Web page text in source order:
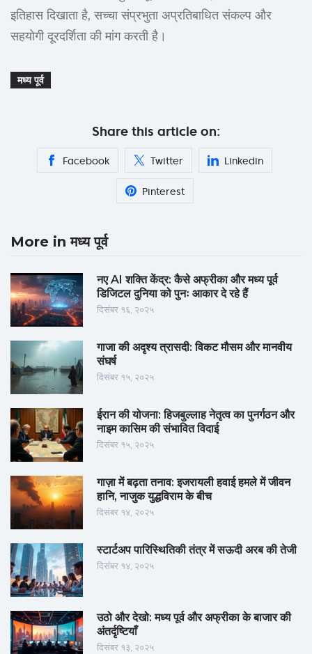
इतिहास दिखाता है, सच्चा संप्रभुता अप्रतिबाधित संकल्प और
सहयोगी दूरदर्शिता की मांग करती है।
मध्य पूर्व
Share this article on:
Facebook Twitter Linkedin
Pinterest
More in मध्य पूर्व
नए AI शक्ति केंद्र: कैसे अफ्रीका और मध्य पूर्व
डिजिटल दुनिया को पुनः आकार दे रहे हैं
दिसंबर १६, २०२५
गाजा की अदृश्य त्रासदी: विकट मौसम और मानवीय
संघर्ष
दिसंबर १५, २०२५
ईरान की योजना: हिजबुल्लाह नेतृत्व का पुनर्गठन और
नाइम कासिम की संभावित विदाई
दिसंबर १५, २०२५
गाज़ा में बढ़ता तनाव: इजरायली हवाई हमले में जीवन
हानि, नाजुक युद्धविराम के बीच
दिसंबर १४, २०२५
स्टार्टअप पारिस्थितिकी तंत्र में सऊदी अरब की तेजी
दिसंबर १४, २०२५
उठो और देखो: मध्य पूर्व और अफ्रीका के बाजार की
अंतर्दृष्टियाँ
दिसंबर १३, २०२५